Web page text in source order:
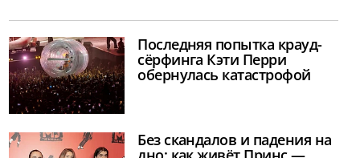
Последняя попытка крауд-
сёрфинга Кэти Перри
обернулась катастрофой
Без скандалов и падения на